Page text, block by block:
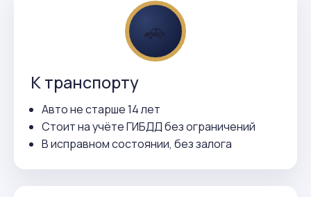
🚗
К транспорту
Авто не старше 14 лет
Стоит на учёте ГИБДД без ограничений
В исправном состоянии, без залога